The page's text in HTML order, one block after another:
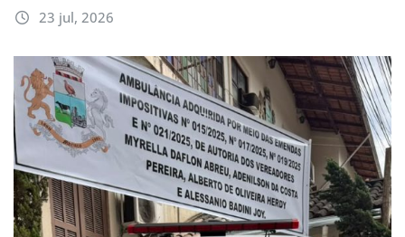
23 jul, 2026